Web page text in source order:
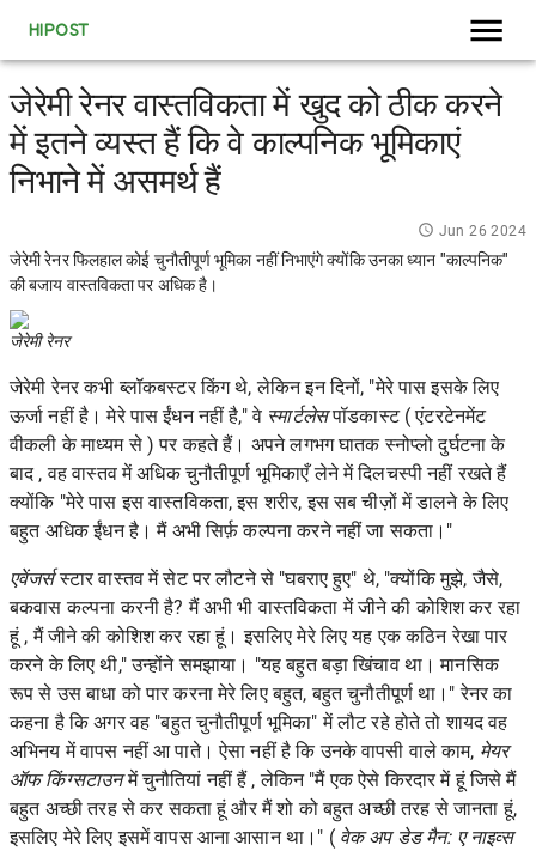
HIPOST
जेरेमी रेनर वास्तविकता में खुद को ठीक करने
में इतने व्यस्त हैं कि वे काल्पनिक भूमिकाएं
निभाने में असमर्थ हैं
Jun 26 2024
जेरेमी रेनर फिलहाल कोई चुनौतीपूर्ण भूमिका नहीं निभाएंगे क्योंकि उनका ध्यान "काल्पनिक"
की बजाय वास्तविकता पर अधिक है।
जेरेमी रेनर
जेरेमी रेनर कभी ब्लॉकबस्टर किंग थे, लेकिन इन दिनों, "मेरे पास इसके लिए
ऊर्जा नहीं है। मेरे पास ईंधन नहीं है," वे स्मार्टलेसपॉडकास्ट (एंटरटेनमेंट
वीकली के माध्यम से) पर कहते हैं। अपनेलगभग घातक स्नोप्लो दुर्घटना के
बाद , वह वास्तव में अधिक चुनौतीपूर्ण भूमिकाएँ लेने में दिलचस्पी नहीं रखते हैं
क्योंकि "मेरे पास इस वास्तविकता, इस शरीर, इस सब चीज़ों में डालने के लिए
बहुत अधिक ईंधन है। मैं अभी सिर्फ़ कल्पना करने नहीं जा सकता।"
एवेंजर्सस्टार वास्तव में सेट पर लौटने से "घबराए हुए" थे, "क्योंकि मुझे, जैसे,
बकवास कल्पना करनी है? मैं अभी भीवास्तविकता में जीने की कोशिश कर रहा
हूं , मैं जीने की कोशिश कर रहा हूं। इसलिए मेरे लिए यह एक कठिन रेखा पार
करने के लिए थी," उन्होंने समझाया। "यह बहुत बड़ा खिंचाव था। मानसिक
रूप से उस बाधा को पार करना मेरे लिए बहुत, बहुत चुनौतीपूर्ण था।" रेनर का
कहना है कि अगर वह "बहुत चुनौतीपूर्ण भूमिका" में लौट रहे होते तो शायद वह
अभिनय में वापस नहीं आ पाते। ऐसा नहीं है कि उनके वापसी वाले काम, मेयर
ऑफ किंग्सटाउनमें चुनौतियां नहीं हैं , लेकिन "मैं एक ऐसे किरदार में हूं जिसे मैं
बहुत अच्छी तरह से कर सकता हूं और मैं शो को बहुत अच्छी तरह से जानता हूं,
इसलिए मेरे लिए इसमें वापस आना आसान था।" ( वेक अप डेड मैन: ए नाइव्स